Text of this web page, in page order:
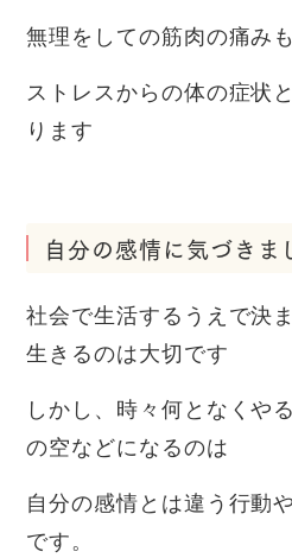
無理をしての筋肉の痛み
ストレスからの体の症状
ります
自分の感情に気づきま
社会で生活するうえで決
生きるのは大切です
しかし、時々何となくや
の空などになるのは
自分の感情とは違う行動
です。